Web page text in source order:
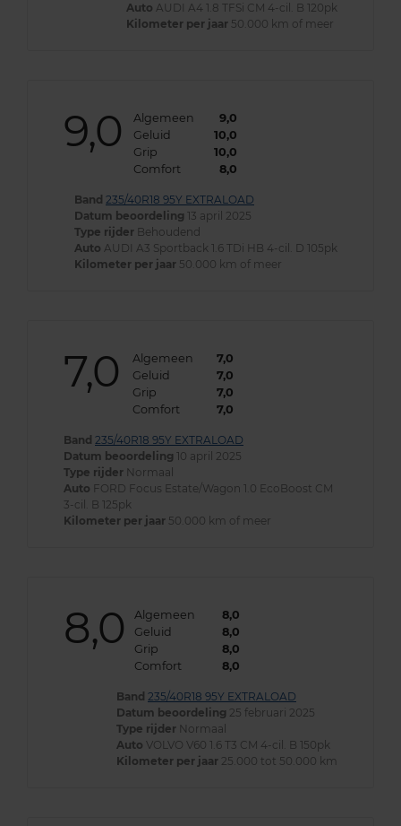
Auto AUDI A4 1.8 TFSi CM 4-cil. B 120pk
Kilometer per jaar 50.000 km of meer
9,0 Algemeen
9,0
Geluid
10,0
Grip
10,0
Comfort
8,0
Band 235/40R18 95Y EXTRALOAD
Datum beoordeling 13 april 2025
Type rijder Behoudend
Auto AUDI A3 Sportback 1.6 TDi HB 4-cil. D 105pk
Kilometer per jaar 50.000 km of meer
7,0 Algemeen
7,0
Geluid
7,0
Grip
7,0
Comfort
7,0
Band 235/40R18 95Y EXTRALOAD
Datum beoordeling 10 april 2025
Type rijder Normaal
Auto FORD Focus Estate/Wagon 1.0 EcoBoost CM
3-cil. B 125pk
Kilometer per jaar 50.000 km of meer
8,0 Algemeen
8,0
Geluid
8,0
Grip
8,0
Comfort
8,0
Band 235/40R18 95Y EXTRALOAD
Datum beoordeling 25 februari 2025
Type rijder Normaal
Auto VOLVO V60 1.6 T3 CM 4-cil. B 150pk
Kilometer per jaar 25.000 tot 50.000 km